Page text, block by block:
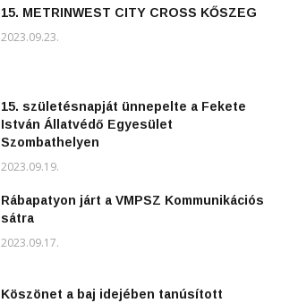
15. METRINWEST CITY CROSS KŐSZEG
2023.09.23.
15. születésnapját ünnepelte a Fekete
István Állatvédő Egyesület
Szombathelyen
2023.09.19.
Rábapatyon járt a VMPSZ Kommunikációs
sátra
2023.09.17.
Köszönet a baj idejében tanúsított